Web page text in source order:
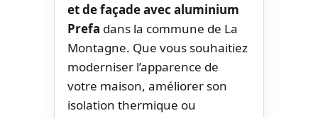
et de façade avec aluminium
Prefa dans la commune de La
Montagne. Que vous souhaitiez
moderniser l’apparence de
votre maison, améliorer son
isolation thermique ou